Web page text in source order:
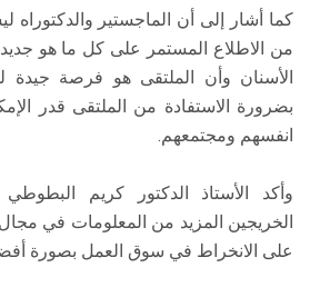
كما أشار إلى أن الماجستير والدكتوراه
من الاطلاع المستمر على كل ما هو
الأسنان وأن الملتقى هو فرصة جيدة
بضرورة الاستفادة من الملتقى قدر
انفسهم ومجتمعهم.
وأكد الأستاذ الدكتور كريم
الخريجين المزيد من المعلومات في
على الانخراط في سوق العمل بصورة